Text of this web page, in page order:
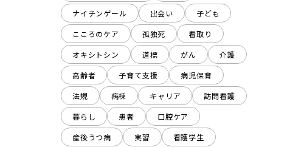
ナイチンゲール
出会い
子ども
こころのケア
孤独死
看取り
オキシトシン
道標 がん
介護
高齢者
子育て支援
病児保育
法規
病棟 キャリア
訪問看護
暮らし
患者
口腔ケア
産後うつ病
実習
看護学生